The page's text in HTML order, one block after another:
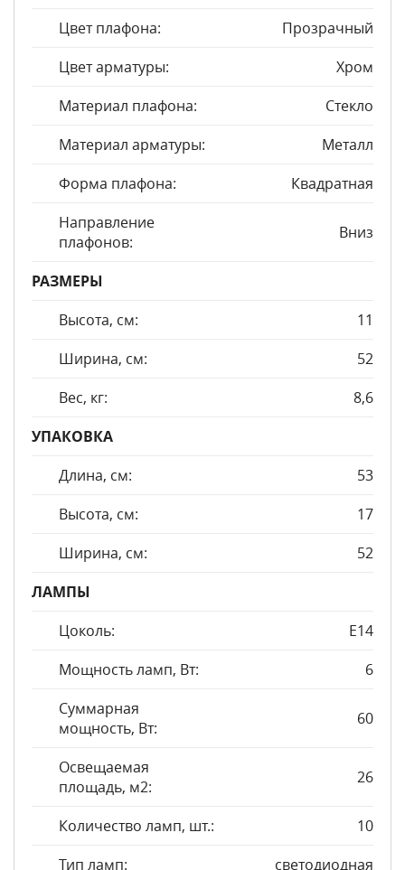
Цвет плафона:
Прозрачный
Цвет арматуры:
Хром
Материал плафона:
Стекло
Материал арматуры:
Металл
Форма плафона:
Квадратная
Направление
плафонов:
Вниз
РАЗМЕРЫ
Высота, см:
11
Ширина, см:
52
Вес, кг:
8,6
УПАКОВКА
Длина, см:
53
Высота, см:
17
Ширина, см:
52
ЛАМПЫ
Цоколь:
E14
Мощность ламп, Вт:
6
Суммарная
мощность, Вт:
60
Освещаемая
площадь, м2:
26
Количество ламп, шт.:
10
Тип ламп:
светодиодная